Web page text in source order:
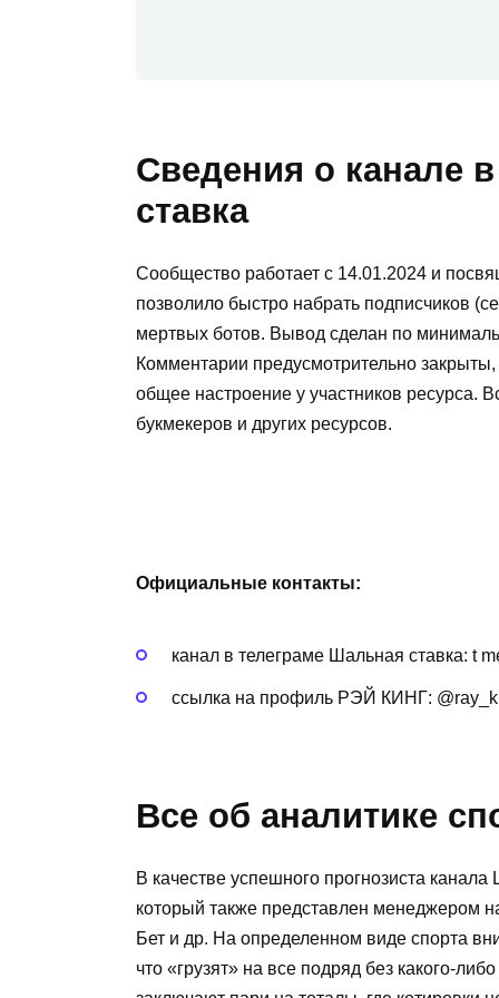
Сведения о канале
ставка
Сообщество работает с 14.01.2024 и
позволило быстро набрать подписчиков
мертвых ботов. Вывод сделан по
Комментарии предусмотрительно закрыты,
общее настроение у участников ресурса.
букмекеров и других ресурсов.
Официальные контакты:
канал в телеграме Шальная ставка: t
ссылка на профиль РЭЙ КИНГ:
Все об аналитике
В качестве успешного прогнозиста
который также представлен менеджером
Бет и др. На определенном виде спорта
что «грузят» на все подряд без какого-